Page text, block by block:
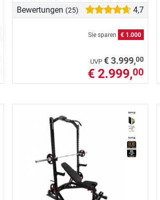
Bewertungen (25) 4,7
Sie sparen € 1.000
UVP € 3.999,00
€ 2.999,00